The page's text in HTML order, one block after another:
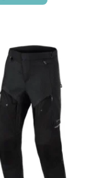
Produkt
weist
mehrere
Die
Optionen
können